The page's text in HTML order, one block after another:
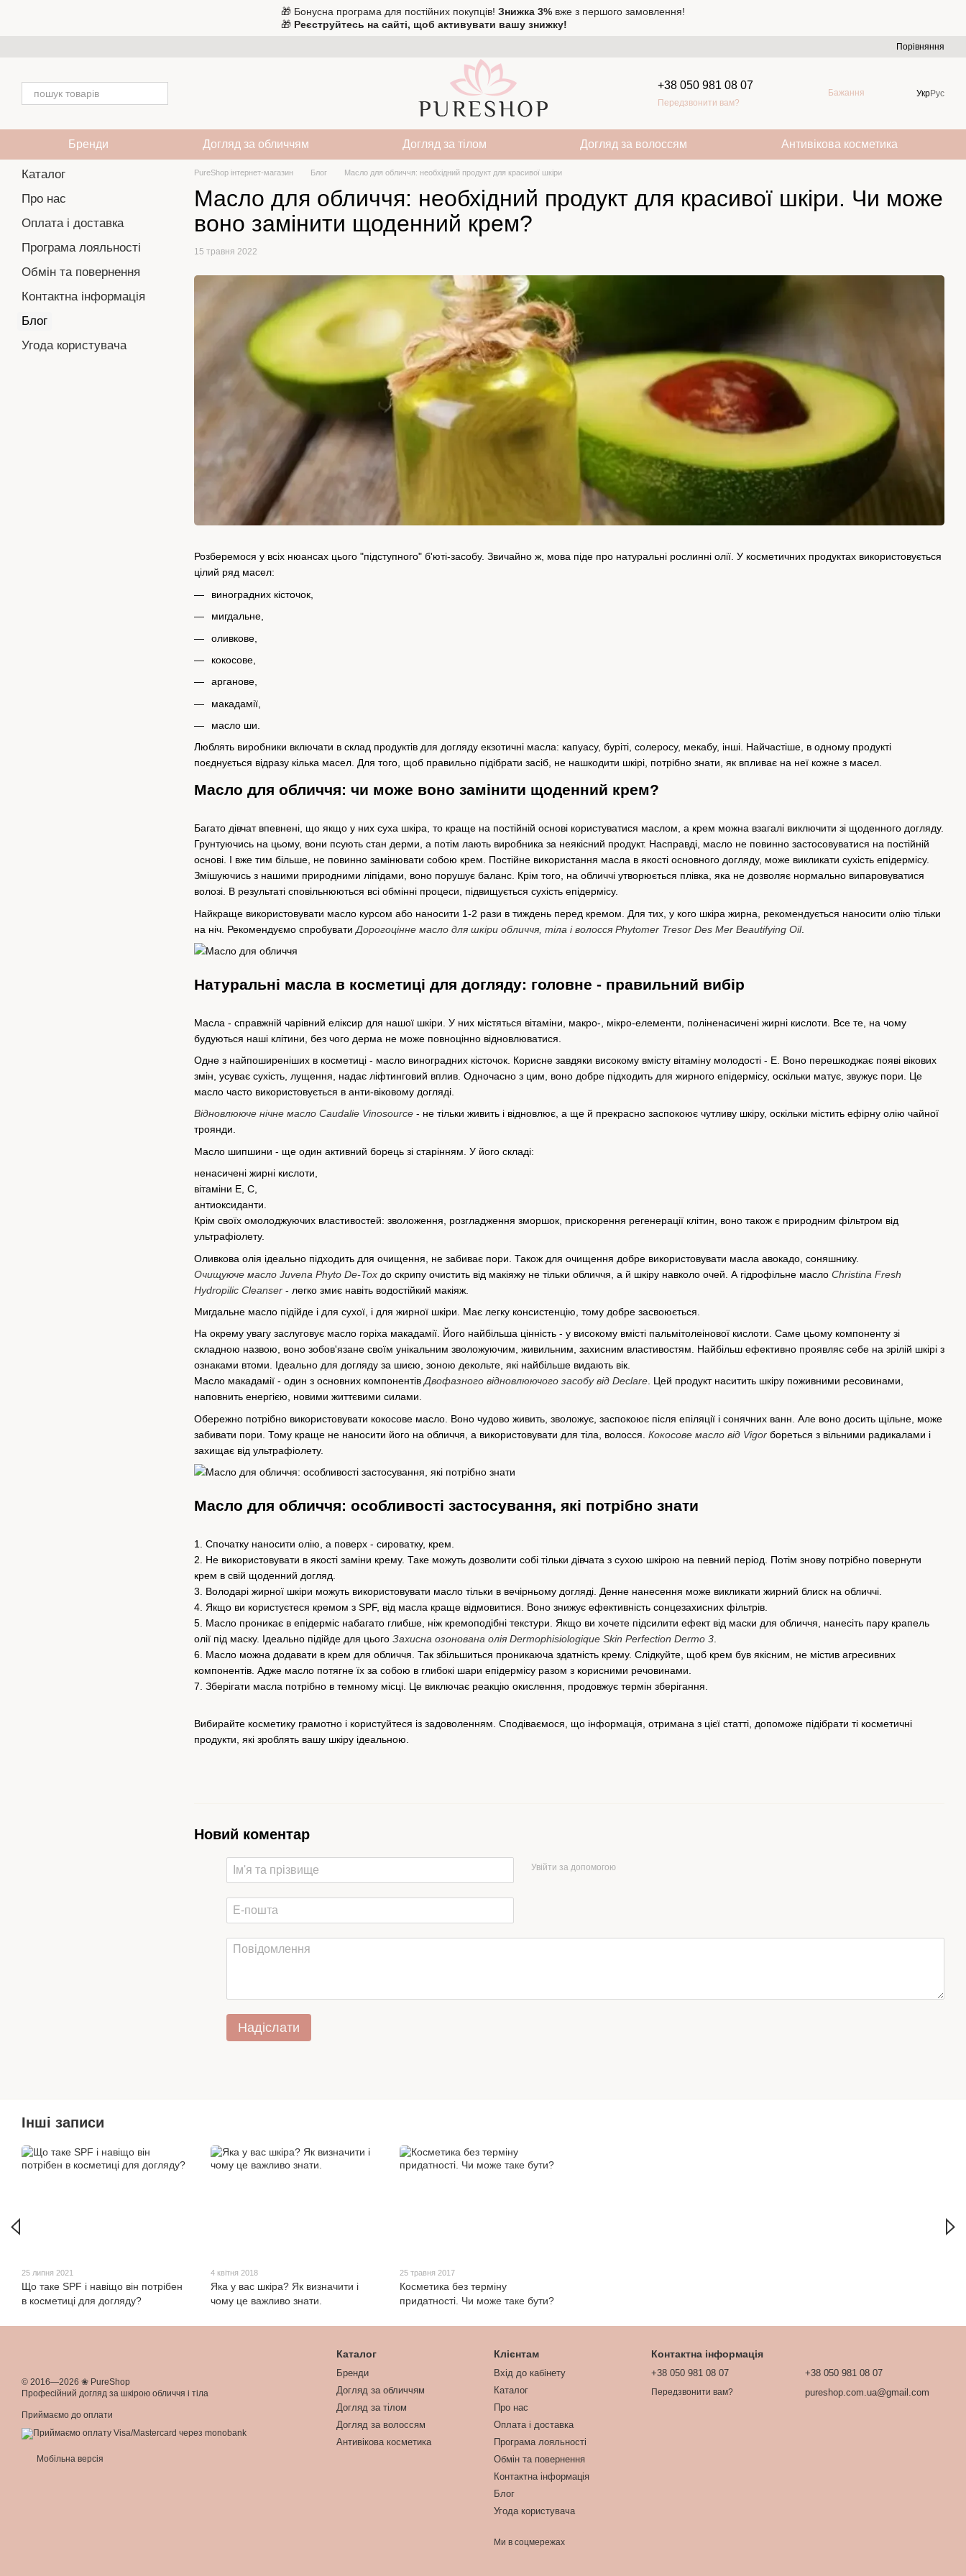
🎁 Бонусна програма для постійних покупців! Знижка 3% вже з першого замовлення!
🎁 Реєструйтесь на сайті, щоб активувати вашу знижку!
Порівняння
+38 050 981 08 07
Передзвонити вам?
Бажання УкрРус
Бренди Догляд за обличчям Догляд за тілом Догляд за волоссям Антивікова косметика
PureShop інтернет-магазин Блог Масло для обличчя: необхідний продукт для красивої шкіри
Масло для обличчя: необхідний продукт для красивої шкіри. Чи може
воно замінити щоденний крем?
15 травня 2022
Розберемося у всіх нюансах цього "підступного" б'юті-засобу. Звичайно ж, мова піде про натуральні рослинні олії. У косметичних продуктах використовується
цілий ряд масел:
виноградних кісточок,
мигдальне,
оливкове,
кокосове,
арганове,
макадамії,
масло ши.
Люблять виробники включати в склад продуктів для догляду екзотичні масла: капуасу, буріті, солеросу, мекабу, інші. Найчастіше, в одному продукті
поєднується відразу кілька масел. Для того, щоб правильно підібрати засіб, не нашкодити шкірі, потрібно знати, як впливає на неї кожне з масел.
Масло для обличчя: чи може воно замінити щоденний крем?
Багато дівчат впевнені, що якщо у них суха шкіра, то краще на постійній основі користуватися маслом, а крем можна взагалі виключити зі щоденного догляду.
Грунтуючись на цьому, вони псують стан дерми, а потім лають виробника за неякісний продукт. Насправді, масло не повинно застосовуватися на постійній
основі. І вже тим більше, не повинно замінювати собою крем. Постійне використання масла в якості основного догляду, може викликати сухість епідермісу.
Змішуючись з нашими природними ліпідами, воно порушує баланс. Крім того, на обличчі утворюється плівка, яка не дозволяє нормально випаровуватися
волозі. В результаті сповільнюються всі обмінні процеси, підвищується сухість епідермісу.
Найкраще використовувати масло курсом або наносити 1-2 рази в тиждень перед кремом. Для тих, у кого шкіра жирна, рекомендується наносити олію тільки
на ніч. Рекомендуємо спробувати Дорогоцінне масло для шкіри обличчя, тіла і волосся Phytomer Tresor Des Mer Beautifying Oil.
Натуральні масла в косметиці для догляду: головне - правильний вибір
Масла - справжній чарівний еліксир для нашої шкіри. У них містяться вітаміни, макро-, мікро-елементи, поліненасичені жирні кислоти. Все те, на чому
будуються наші клітини, без чого дерма не може повноцінно відновлюватися.
Одне з найпоширеніших в косметиці - масло виноградних кісточок. Корисне завдяки високому вмісту вітаміну молодості - Е. Воно перешкоджає появі вікових
змін, усуває сухість, лущення, надає ліфтинговий вплив. Одночасно з цим, воно добре підходить для жирного епідермісу, оскільки матує, звужує пори. Це
масло часто використовується в анти-віковому догляді.
Відновлююче нічне масло Caudalie Vinosource - не тільки живить і відновлює, а ще й прекрасно заспокоює чутливу шкіру, оскільки містить ефірну олію чайної
троянди.
Масло шипшини - ще один активний борець зі старінням. У його складі:
ненасичені жирні кислоти,
вітаміни Е, С,
антиоксиданти.
Крім своїх омолоджуючих властивостей: зволоження, розгладження зморшок, прискорення регенерації клітин, воно також є природним фільтром від
ультрафіолету.
Оливкова олія ідеально підходить для очищення, не забиває пори. Також для очищення добре використовувати масла авокадо, соняшнику.
Очищуюче масло Juvena Phyto De-Tox до скрипу очистить від макіяжу не тільки обличчя, а й шкіру навколо очей. А гідрофільне масло Christina Fresh
Hydropilic Cleanser - легко змиє навіть водостійкий макіяж.
Мигдальне масло підійде і для сухої, і для жирної шкіри. Має легку консистенцію, тому добре засвоюється.
На окрему увагу заслуговує масло горіха макадамії. Його найбільша цінність - у високому вмісті пальмітолеінової кислоти. Саме цьому компоненту зі
складною назвою, воно зобов'язане своїм унікальним зволожуючим, живильним, захисним властивостям. Найбільш ефективно проявляє себе на зрілій шкірі з
ознаками втоми. Ідеально для догляду за шиєю, зоною декольте, які найбільше видають вік.
Масло макадамії - один з основних компонентівДвофазного відновлюючого засобу від Declare. Цей продукт наситить шкіру поживними ресовинами,
наповнить енергією, новими життєвими силами.
Обережно потрібно використовувати кокосове масло. Воно чудово живить, зволожує, заспокоює після епіляції і сонячних ванн. Але воно досить щільне, може
забивати пори. Тому краще не наносити його на обличчя, а використовувати для тіла, волосся. Кокосове масло від Vigor бореться з вільними радикалами і
захищає від ультрафіолету.
Масло для обличчя: особливості застосування, які потрібно знати
1. Спочатку наносити олію, а поверх - сироватку, крем.
2. Не використовувати в якості заміни крему. Таке можуть дозволити собі тільки дівчата з сухою шкірою на певний період. Потім знову потрібно повернути
крем в свій щоденний догляд.
3. Володарі жирної шкіри можуть використовувати масло тільки в вечірньому догляді. Денне нанесення може викликати жирний блиск на обличчі.
4. Якщо ви користуєтеся кремом з SPF, від масла краще відмовитися. Воно знижує ефективність сонцезахисних фільтрів.
5. Масло проникає в епідерміс набагато глибше, ніж кремоподібні текстури. Якщо ви хочете підсилити ефект від маски для обличчя, нанесіть пару крапель
олії під маску. Ідеально підійде для цього Захисна озонована олія Dermophisiologique Skin Perfection Dermo 3
6. Масло можна додавати в крем для обличчя. Так збільшиться проникаюча здатність крему. Слідкуйте, щоб крем був якісним, не містив агресивних
компонентів. Адже масло потягне їх за собою в глибокі шари епідермісу разом з корисними речовинами.
7. Зберігати масла потрібно в темному місці. Це виключає реакцію окислення, продовжує термін зберігання.
Вибирайте косметику грамотно і користуйтеся із задоволенням. Сподіваємося, що інформація, отримана з цієї статті, допоможе підібрати ті косметичні
продукти, які зроблять вашу шкіру ідеальною.
Новий коментар
Увійти за допомогою
Надіслати
Каталог
Про нас
Оплата і доставка
Програма лояльності
Обмін та повернення
Контактна інформація
Блог
Угода користувача
Інші записи
25 липня 2021
Що таке SPF і навіщо він потрібен
в косметиці для догляду?
4 квітня 2018
Яка у вас шкіра? Як визначити і
чому це важливо знати.
25 травня 2017
Косметика без терміну
придатності. Чи може таке бути?
© 2016—2026 ❀ PureShop
Професійний догляд за шкірою обличчя і тіла
Приймаємо до оплати
Мобільна версія
Каталог
Бренди
Догляд за обличчям
Догляд за тілом
Догляд за волоссям
Антивікова косметика
Клієнтам
Вхід до кабінету
Каталог
Про нас
Оплата і доставка
Програма лояльності
Обмін та повернення
Контактна інформація
Блог
Угода користувача
Ми в соцмережах
Контактна інформація
+38 050 981 08 07
Передзвонити вам?
+38 050 981 08 07
pureshop.com.ua@gmail.com